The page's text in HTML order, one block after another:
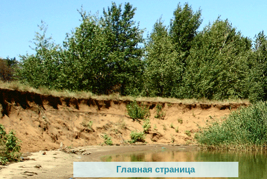
Главная страница